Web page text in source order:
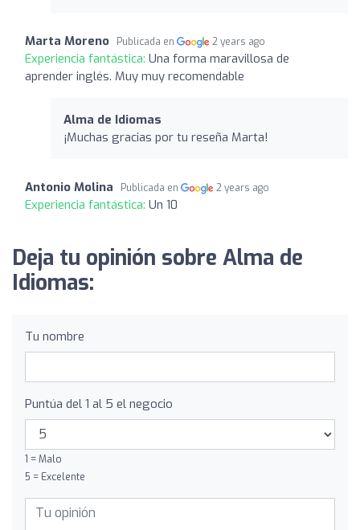
Marta Moreno Publicada en 2 years ago
Experiencia fantástica: Una forma maravillosa de
aprender inglés. Muy muy recomendable
Alma de Idiomas
¡Muchas gracias por tu reseña Marta!
Antonio Molina Publicada en 2 years ago
Experiencia fantástica: Un 10
Deja tu opinión sobre Alma de
Idiomas:
Tu nombre
Puntúa del 1 al 5 el negocio
1 = Malo
5 = Excelente